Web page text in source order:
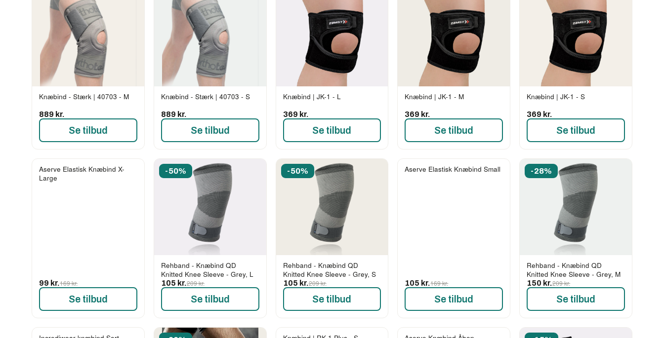
Knæbind - Stærk | 40703 - M
889 kr.
Se tilbud
Knæbind - Stærk | 40703 - S
889 kr.
Se tilbud
Knæbind | JK-1 - L
369 kr.
Se tilbud
Knæbind | JK-1 - M
369 kr.
Se tilbud
Knæbind | JK-1 - S
369 kr.
Se tilbud
-41%
Aserve Elastisk Knæbind X-
Large
99 kr.169 kr.
Se tilbud
-50%
Rehband - Knæbind QD
Knitted Knee Sleeve - Grey, L
105 kr.209 kr.
Se tilbud
-50%
Rehband - Knæbind QD
Knitted Knee Sleeve - Grey, S
105 kr.209 kr.
Se tilbud
-38%
Aserve Elastisk Knæbind Small
105 kr.169 kr.
Se tilbud
-28%
Rehband - Knæbind QD
Knitted Knee Sleeve - Grey, M
150 kr.209 kr.
Se tilbud